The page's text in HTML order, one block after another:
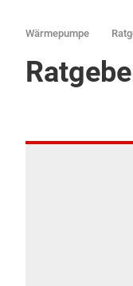
Wärmepumpe